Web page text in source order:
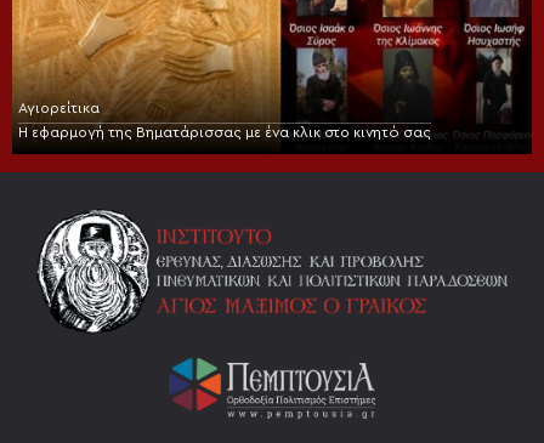
Αγιορείτικα
Η εφαρμογή της Βηματάρισσας με ένα κλικ στο κινητό σας